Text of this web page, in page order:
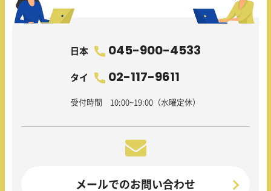
日本 045-900-4533
タイ 02-117-9611
受付時間 10:00~19:00（水曜定休）
メールでのお問い合わせ